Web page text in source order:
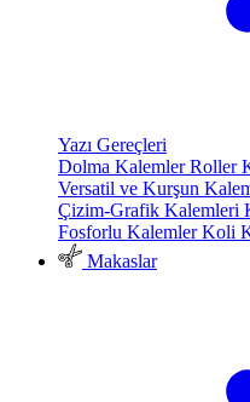
Yazı Gereçleri
Dolma KalemlerRoller
Versatil ve Kurşun
Çizim-Grafik Kalemleri
Fosforlu KalemlerKoli
Makaslar